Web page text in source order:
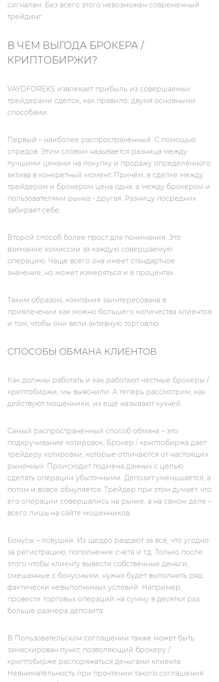
сигналам. Без всего этого невозможен современный
трейдинг.
В ЧЁМ ВЫГОДА БРОКЕРА /
КРИПТОБИРЖИ?
VAYDFOREKS извлекает прибыль из совершаемых
трейдерами сделок, как правило, двумя основными
способами.
Первый – наиболее распространённый. С помощью
спредов. Этим словом называется разница между
лучшими ценами на покупку и продажу определённого
актива в конкретный момент. Причём, в сделке между
трейдером и брокером цена одна, а между брокером и
пользователями рынка - другая. Разницу посредник
забирает себе.
Второй способ более прост для понимания. Это
взимание комиссии за каждую совершаемую
операцию. Чаще всего она имеет стандартное
значение, но может измеряться и в процентах.
Таким образом, компания заинтересована в
привлечении как можно большего количества клиентов
и том, чтобы они вели активную торговлю.
СПОСОБЫ ОБМАНА КЛИЕНТОВ
Как должны работать и как работают честные брокеры /
криптобиржи, мы выяснили. А теперь рассмотрим, как
действуют мошенники, их ещё называют кухней.
Самый распространённый способ обмана – это
подкручивание котировок. Брокер / криптобиржа дает
трейдеру котировки, которые отличаются от настоящих
рыночных. Происходит подмена данных с целью
сделать операции убыточными. Депозит уменьшается, а
потом и вовсе обнуляется. Трейдер при этом думает, что
его операции совершались на рынке, а на самом деле –
всего лишь на сайте мошенников.
Бонусы – ловушки. Их щедро раздают за всё, что угодно:
за регистрацию, пополнение счёта и т.д. Только после
этого чтобы клиенту вывести собственные деньги,
смешанные с бонусными, нужно будет выполнить ряд
фактически невыполнимых условий. Например,
провести торговых операций на сумму в десятки раз
больше размера депозита.
В Пользовательском соглашении также может быть
замаскирован пункт, позволяющий брокеру /
криптобирже распоряжаться деньгами клиента.
Невнимательность при прочтении такого соглашения